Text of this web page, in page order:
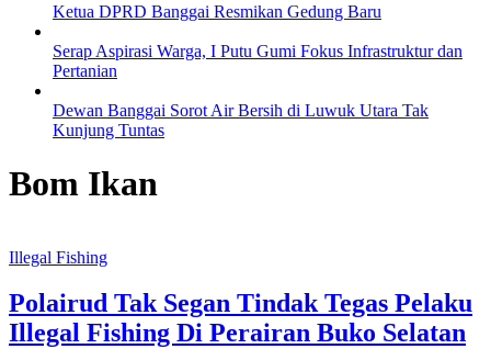
Ketua DPRD Banggai Resmikan Gedung Baru
Serap Aspirasi Warga, I Putu Gumi Fokus Infrastruktur dan
Pertanian
Dewan Banggai Sorot Air Bersih di Luwuk Utara Tak
Kunjung Tuntas
Bom Ikan
Illegal Fishing
Polairud Tak Segan Tindak Tegas Pelaku
Illegal Fishing Di Perairan Buko Selatan